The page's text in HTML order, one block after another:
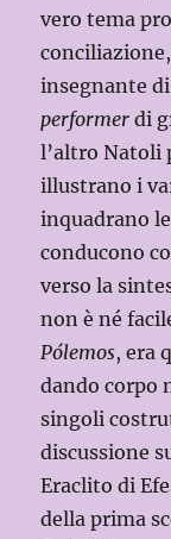
vero tema
insegnante
performerdi
l’altro Natoli
illustrano i
inquadrano
conducono
verso la
non è né
Pólemos, era
dando corpo
singoli
discussione
Eraclito di
della prima